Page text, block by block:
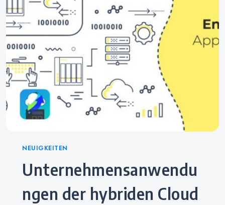
Categories
NEUIGKEITEN
Unternehmensanwendu
ngen der hybriden Cloud